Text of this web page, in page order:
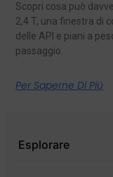
Scopri cosa può
2,4 T, una finestra di
delle API e piani a
passaggio.
Per Saperne Di Più
Esplorare